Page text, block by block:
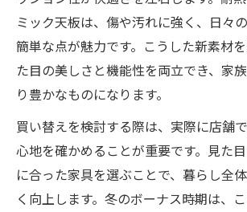
ミック天板は、傷や汚れに強く、日々
簡単な点が魅力です。こうした新素材
た目の美しさと機能性を両立でき、家
り豊かなものになります。
買い替えを検討する際は、実際に店舗
心地を確かめることが重要です。見た
に合った家具を選ぶことで、暮らし全
く向上します。冬のボーナス時期は、